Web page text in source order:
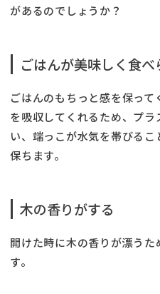
があるのでしょうか？
ごはんが美味しく食べ
ごはんのもちっと感を保っ
を吸収してくれるため、プ
い、端っこが水気を帯びる
保ちます。
木の香りがする
開けた時に木の香りが漂う
す。